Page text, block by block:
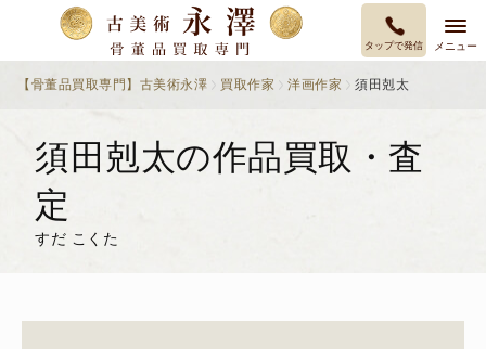
タップで発信 メニュー
【骨董品買取専門】古美術永澤 買取作家 洋画作家 須田剋太
須田剋太の作品買取・査
定
すだ こくた